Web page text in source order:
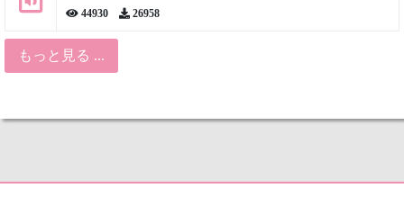
44930 26958
もっと見る ...